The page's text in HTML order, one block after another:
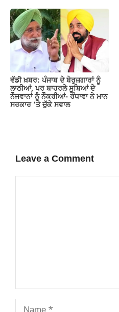
ਵੱਡੀ ਖ਼ਬਰ: ਪੰਜਾਬ ਦੇ ਬੇਰੁਜ਼ਗਾਰਾਂ ਨੂੰ
ਲਾਠੀਆਂ, ਪਰ ਬਾਹਰਲੇ ਸੂਬਿਆਂ ਦੇ
ਨੌਜਵਾਨਾਂ ਨੂੰ ਨੌਕਰੀਆਂ- ਰੰਧਾਵਾ ਨੇ ਮਾਨ
ਸਰਕਾਰ ‘ਤੇ ਚੁੱਕੇ ਸਵਾਲ
Leave a Comment
Name